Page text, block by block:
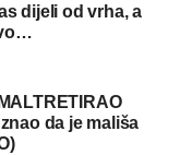
dijeli od vrha, a
da je mališa